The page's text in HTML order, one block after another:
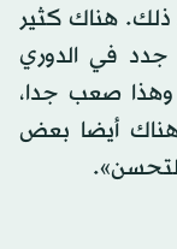
ذلك. هناك كثير
في الدوري
صعب جدا،
أيضا بعض